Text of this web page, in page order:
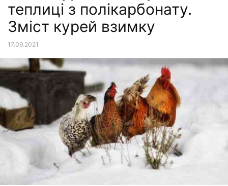
теплиці з полікарбонату.
Зміст курей взимку
17.09.2021